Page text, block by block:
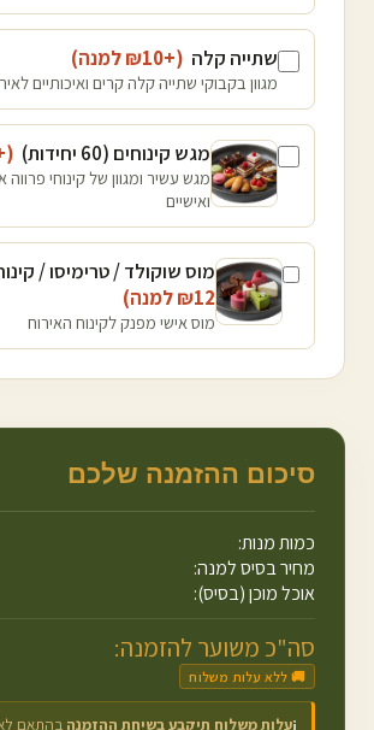
שתייה קלה (+₪
10 למנה)
מגוון בקבוקי שתייה קלה קרים ואיכותיים
מגש קינוחים (60 יחידות)
מגש עשיר ומגוון של קינוחי פרווה
ואישיים
מוס שוקולד / טרימיסו /
₪12 למנה)
מוס אישי מפנק לקינוח האירוח
סיכום ההזמנה שלכם
כמות מנות:
מחיר בסיס למנה:
אוכל מוכן (בסיס):
סה"כ משוער להזמנה:
🚚 ללא עלות משלוח
עלות משלוח תיקבע בשיחת ההזמנה בהתאם